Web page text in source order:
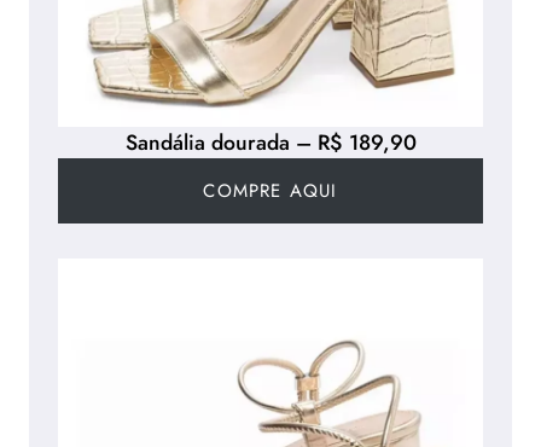
Sandália dourada – R$ 189,90
COMPRE AQUI